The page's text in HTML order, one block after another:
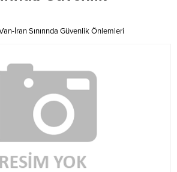
İran Sınırında Güvenlik Önlemleri